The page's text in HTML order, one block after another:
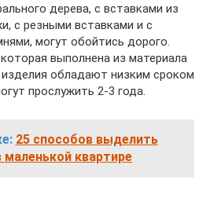
дерева, с вставками из
с резными вставками и с
могут обойтись дорого.
выполнена из материала
изделия обладают низким сроком
прослужить 2-3 года.
25 способов выделить
маленькой квартире